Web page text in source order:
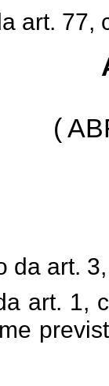
art. 77,
(
da art.
art. 1,